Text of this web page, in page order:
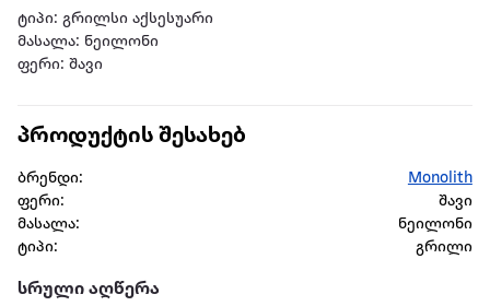
ტიპი: გრილსი აქსესუარი
მასალა: ნეილონი
ფერი: შავი
პროდუქტის შესახებ
ბრენდი:
Monolith
ფერი:
შავი
მასალა:
ნეილონი
ტიპი:
გრილი
სრული აღწერა